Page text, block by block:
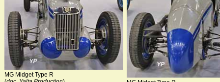
MG Midget Type R